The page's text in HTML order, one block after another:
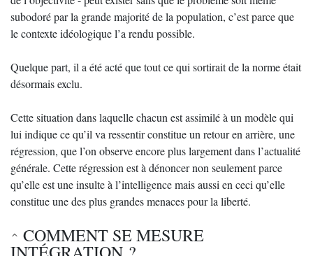
subodoré par la grande majorité de la population, c’est parce que
le contexte idéologique l’a rendu possible.
Quelque part, il a été acté que tout ce qui sortirait de la norme était
désormais exclu.
Cette situation dans laquelle chacun est assimilé à un modèle qui
lui indique ce qu’il va ressentir constitue un retour en arrière, une
régression, que l’on observe encore plus largement dans l’actualité
générale. Cette régression est à dénoncer non seulement parce
qu’elle est une insulte à l’intelligence mais aussi en ceci qu’elle
constitue une des plus grandes menaces pour la liberté.
COMMENT SE MESURE